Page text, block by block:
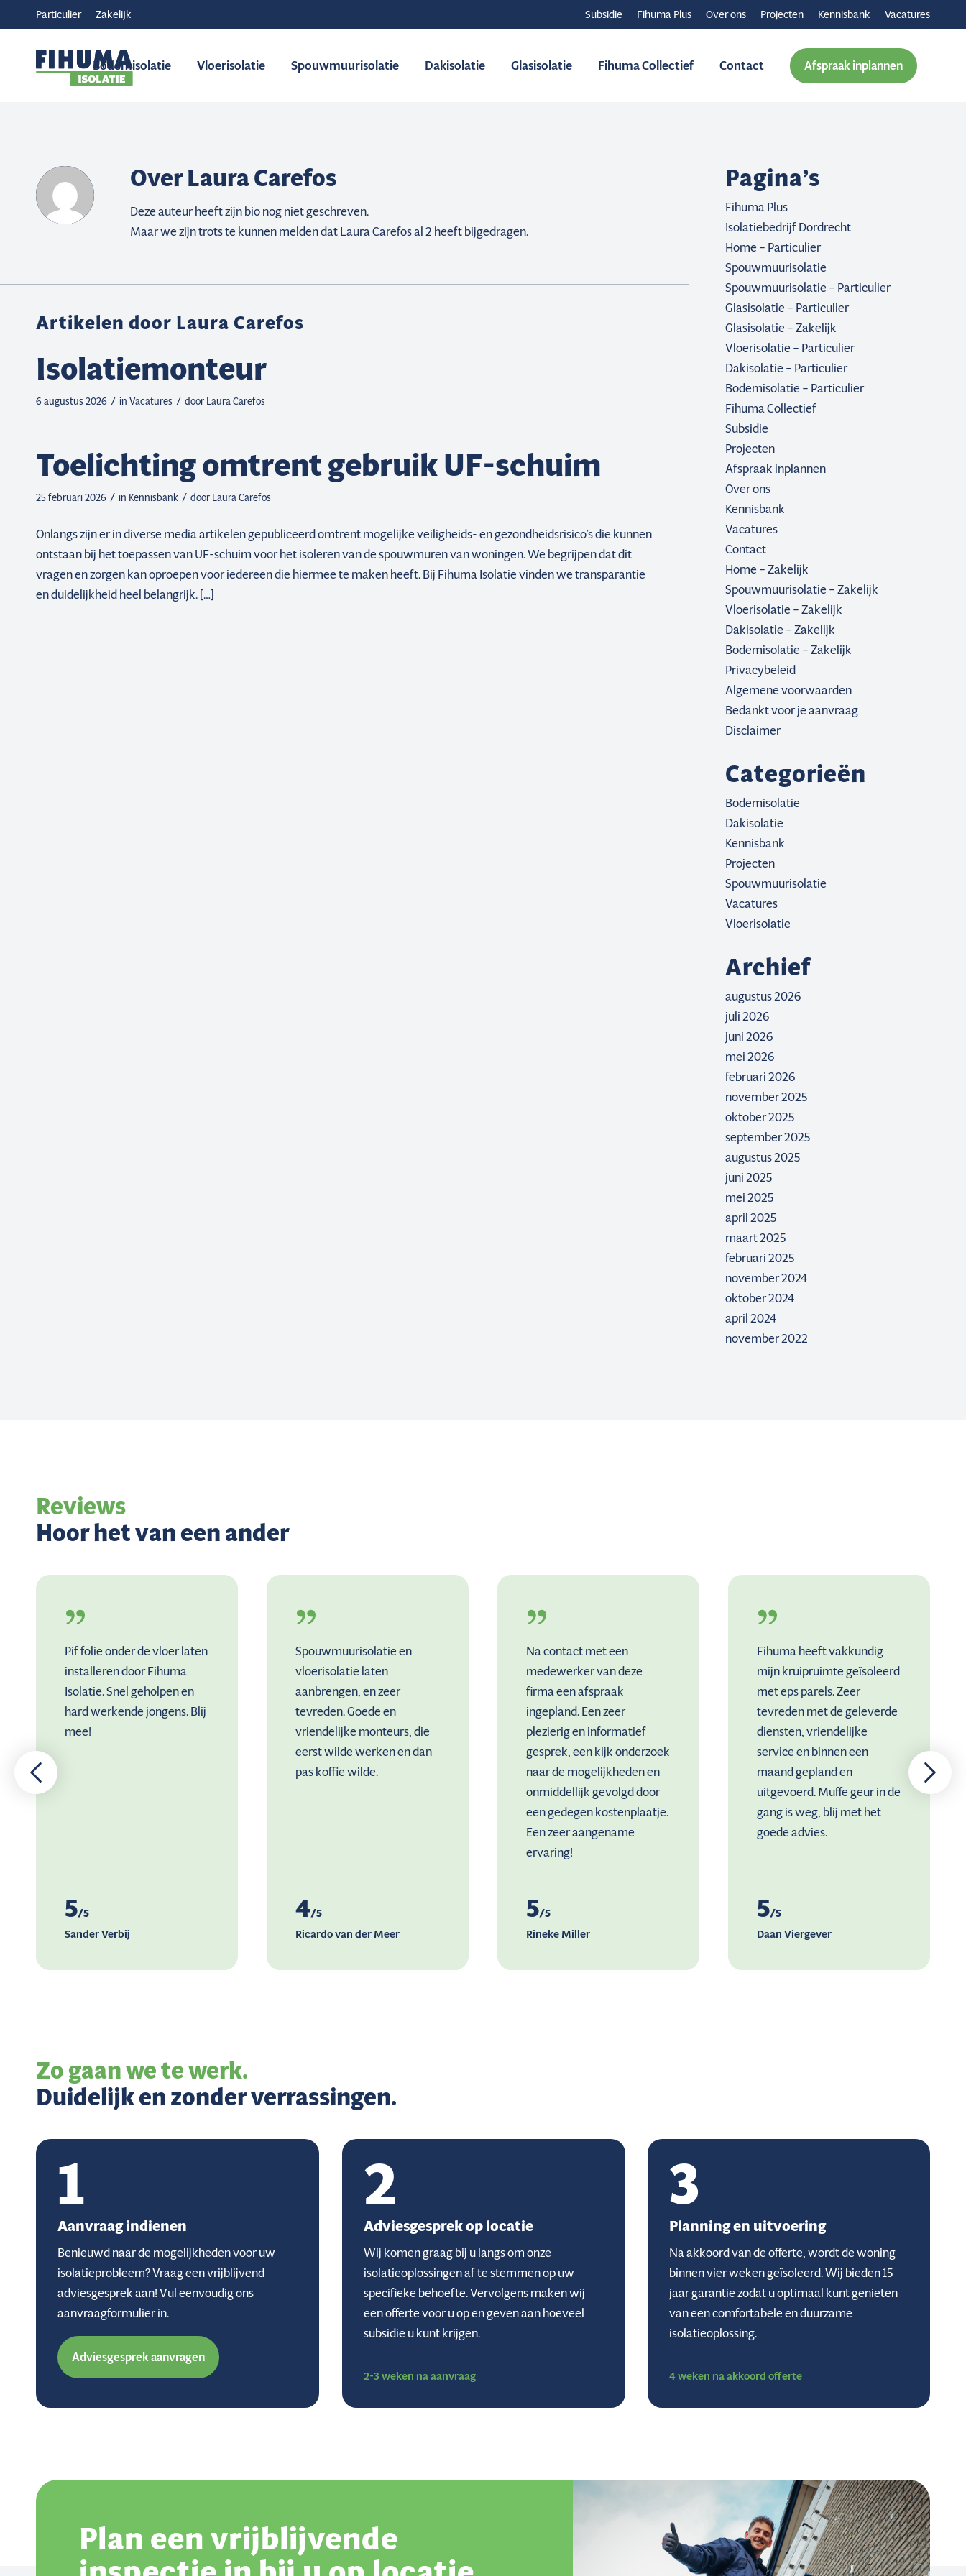
Subsidie Fihuma Plus Over ons Projecten Kennisbank Vacatures
Particulier Zakelijk
Bodemisolatie Vloerisolatie Spouwmuurisolatie Dakisolatie Glasisolatie Fihuma Collectief Contact Afspraak inplannen
OverLaura Carefos
Deze auteur heeft zijn bio nog niet geschreven.
Maar we zijn trots te kunnen melden datLaura Carefosal 2 heeft bijgedragen.
Artikelen door Laura Carefos
Isolatiemonteur
6 augustus 2026 / in Vacatures / door Laura Carefos
Toelichting omtrent gebruik UF-schuim
25 februari 2026 / in Kennisbank / door Laura Carefos
Onlangs zijn er in diverse media artikelen gepubliceerd omtrent mogelijke veiligheids- en gezondheidsrisico’s die kunnen
ontstaan bij het toepassen van UF-schuim voor het isoleren van de spouwmuren van woningen. We begrijpen dat dit
vragen en zorgen kan oproepen voor iedereen die hiermee te maken heeft. Bij Fihuma Isolatie vinden we transparantie
en duidelijkheid heel belangrijk. […]
Pagina’s
Fihuma Plus
Isolatiebedrijf Dordrecht
Home – Particulier
Spouwmuurisolatie
Spouwmuurisolatie – Particulier
Glasisolatie – Particulier
Glasisolatie – Zakelijk
Vloerisolatie – Particulier
Dakisolatie – Particulier
Bodemisolatie – Particulier
Fihuma Collectief
Subsidie
Projecten
Afspraak inplannen
Over ons
Kennisbank
Vacatures
Contact
Home – Zakelijk
Spouwmuurisolatie – Zakelijk
Vloerisolatie – Zakelijk
Dakisolatie – Zakelijk
Bodemisolatie – Zakelijk
Privacybeleid
Algemene voorwaarden
Bedankt voor je aanvraag
Disclaimer
Categorieën
Bodemisolatie
Dakisolatie
Kennisbank
Projecten
Spouwmuurisolatie
Vacatures
Vloerisolatie
Archief
augustus 2026
juli 2026
juni 2026
mei 2026
februari 2026
november 2025
oktober 2025
september 2025
augustus 2025
juni 2025
mei 2025
april 2025
maart 2025
februari 2025
november 2024
oktober 2024
april 2024
november 2022
Reviews
Hoor het van een ander
Pif folie onder de vloer laten
installeren door Fihuma
Isolatie. Snel geholpen en
hard werkende jongens. Blij
mee!
5/5
Sander Verbij
Spouwmuurisolatie en
vloerisolatie laten
aanbrengen, en zeer
tevreden. Goede en
vriendelijke monteurs, die
eerst wilde werken en dan
pas koffie wilde.
4/5
Ricardo van der Meer
Na contact met een
medewerker van deze
firma een afspraak
ingepland. Een zeer
plezierig en informatief
gesprek, een kijk onderzoek
naar de mogelijkheden en
onmiddellijk gevolgd door
een gedegen kostenplaatje.
Een zeer aangename
ervaring!
5/5
Rineke Miller
Fihuma heeft vakkundig
mijn kruipruimte geïsoleerd
met eps parels. Zeer
tevreden met de geleverde
diensten, vriendelijke
service en binnen een
maand gepland en
uitgevoerd. Muffe geur in de
gang is weg, blij met het
goede advies.
5/5
Daan Viergever
Zo gaan we te werk.
Duidelijk en zonder verrassingen.
1
Aanvraag indienen
Benieuwd naar de mogelijkheden voor uw
isolatieprobleem? Vraag een vrijblijvend
adviesgesprek aan! Vul eenvoudig ons
aanvraagformulier in.
Adviesgesprek aanvragen
2
Adviesgesprek op locatie
Wij komen graag bij u langs om onze
isolatieoplossingen af te stemmen op uw
specifieke behoefte. Vervolgens maken wij
een offerte voor u op en geven aan hoeveel
subsidie u kunt krijgen.
2-3 weken na aanvraag
3
Planning en uitvoering
Na akkoord van de offerte, wordt de woning
binnen vier weken geïsoleerd. Wij bieden 15
jaar garantie zodat u optimaal kunt genieten
van een comfortabele en duurzame
isolatieoplossing.
4 weken na akkoord offerte
Plan een vrijblijvende